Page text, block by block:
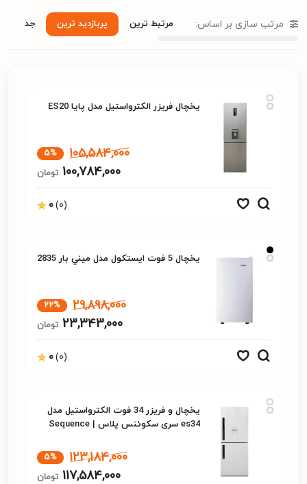
مرتب سازی بر اساس: مرتبط ترین پربازدید ترین جدید
یخچال فریزر الکترواستیل مدل پایا ES20
105,584,000
5%
100,784,000 تومان
0(0)
یخچال 5 فوت ایستکول مدل ميني بار 2835
29,898,000
22%
23,343,000 تومان
0(0)
یخچال و فریزر 34 فوت الکترواستیل مدل
es34 سری سکوئنس پلاس | Sequence
123,184,000
5%
117,584,000 تومان